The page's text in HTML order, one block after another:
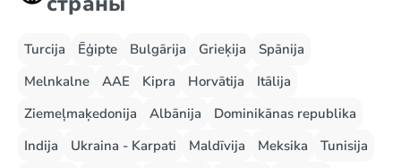
Turcija Ēģipte Bulgārija Grieķija
Spānija
Melnkalne
AAE Kipra Horvātija
Itālija
Ziemeļmaķedonija
Albānija
Dominikānas republika
Indija
Ukraina - Karpati Maldīvija Meksika
Tunisija